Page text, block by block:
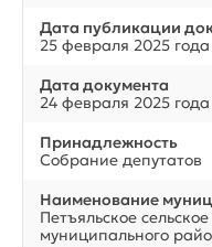
Дата публикации
25 февраля 2025 года
Дата документа
24 февраля 2025 года
Принадлежность
Собрание депутатов
Наименование
Петъяльское
муниципального